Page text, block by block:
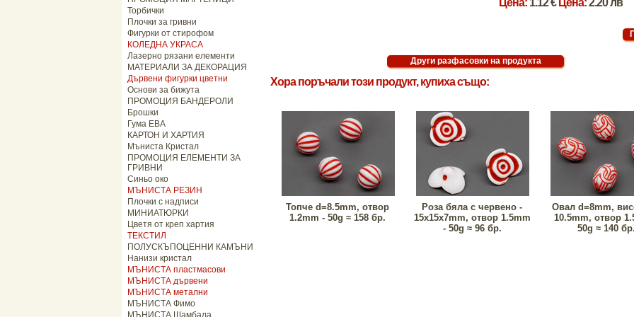
Торбички
Плочки за гривни
Фигурки от стирофом
КОЛЕДНА УКРАСА
Лазерно рязани елементи
МАТЕРИАЛИ ЗА ДЕКОРАЦИЯ
Дървени фигурки цветни
Основи за бижута
ПРОМОЦИЯ БАНДЕРОЛИ
Брошки
Гума ЕВА
КАРТОН И ХАРТИЯ
Мъниста Кристал
ПРОМОЦИЯ ЕЛЕМЕНТИ ЗА
ГРИВНИ
Синьо око
МЪНИСТА РЕЗИН
Плочки с надписи
МИНИАТЮРКИ
Цветя от креп хартия
ТЕКСТИЛ
ПОЛУСКЪПОЦЕННИ КАМЪНИ
Нанизи кристал
МЪНИСТА пластмасови
МЪНИСТА дървени
МЪНИСТА метални
МЪНИСТА Фимо
МЪНИСТА Шамбала
Цена: 1.12 €Цена:2.20 лв
Хора поръчали този продукт, купиха също:
Топче d=8.5mm, отвор
1.2mm - 50g ≈ 158 бр.
Роза бяла с червено -
15x15x7mm, отвор 1.5mm
- 50g ≈ 96 бр.
Овал d=8mm,
10.5mm, отвор
50g ≈ 140